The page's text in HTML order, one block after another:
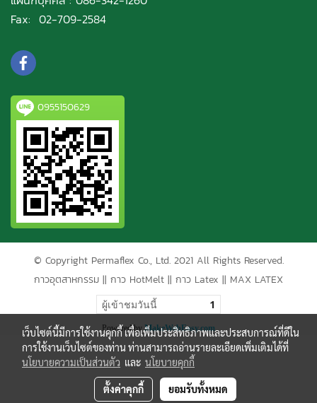
Fax: 02-709-2584
0955150629
© Copyright Permaflex Co., Ltd. 2021 All Rights Reserved.
กาวอุตสาหกรรม || กาว HotMelt || กาว Latex || MAX LATEX
ผู้เข้าชมวันนี้ 1
Powered by MakeWebEasy.com
เว็บไซต์นี้มีการใช้งานคุกกี้ เพื่อเพิ่มประสิทธิภาพและประสบการณ์ที่ดีใน
การใช้งานเว็บไซต์ของท่าน ท่านสามารถอ่านรายละเอียดเพิ่มเติมได้ที่
นโยบายความเป็นส่วนตัว และ นโยบายคุกกี้
ตั้งค่าคุกกี้ ยอมรับทั้งหมด